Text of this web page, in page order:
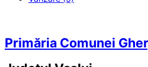
Primăria Comunei